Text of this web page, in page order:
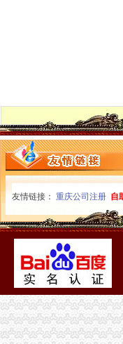
[担保]海南海：关于控股子
【中梁山会计招聘网|中梁
（财务管理部）现场收银
重庆桐君阁股份有限公司公
改善公司的财务状况业资
江都怡园_重庆天地雍江庭
聚焦全球优秀企业目光重
瑞安房地产：罗康瑞继续套
企业天地_泽京微V_楼盘对
海南海：关于控股子公司重
海南海：关于控股子公司
海南海：关于拟转让重庆
重庆三峡水利电力（集团
重庆三峡水利电力（集团
重庆浩博天地附近会计招聘
海南海股份有限公司关於
重庆天地商家联合签约仪
[关联交易]海南海：关于控
（财务管理部）预付卡销
友情链接： 重庆公司注册 自
51La